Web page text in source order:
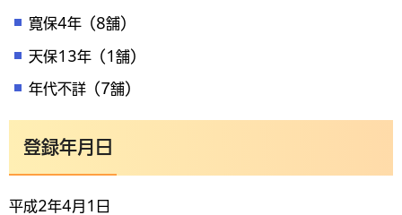
寛保4年（8舗）
天保13年（1舗）
年代不詳（7舗）
登録年月日
平成2年4月1日